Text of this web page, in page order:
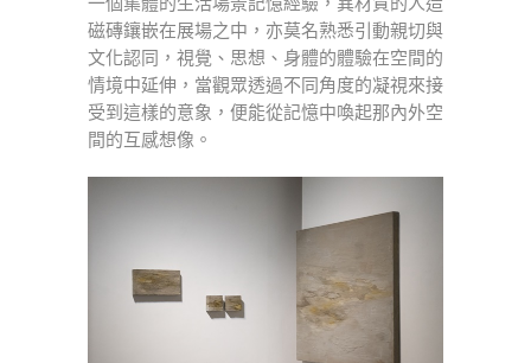
磁磚鑲嵌在展場之中，亦莫名熟悉引動親切與
文化認同，視覺、思想、身體的體驗在空間的
情境中延伸，當觀眾透過不同角度的凝視來接
受到這樣的意象，便能從記憶中喚起那內外空
間的互感想像。